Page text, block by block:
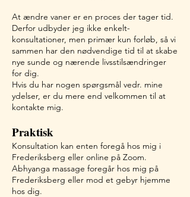
At ændre vaner er en proces der tager tid.
Derfor udbyder jeg ikke enkelt-
konsultationer, men primær kun forløb, så vi
sammen har den nødvendige tid til at skabe
nye sunde og nærende livsstilsændringer
for dig.
Hvis du har nogen spørgsmål vedr. mine
ydelser, er du mere end velkommen til at
kontakte mig.
Praktisk
Konsultation kan enten foregå hos mig i
Frederiksberg eller online på Zoom.
Abhyanga massage foregår hos mig på
Frederiksberg eller mod et gebyr hjemme
hos dig.